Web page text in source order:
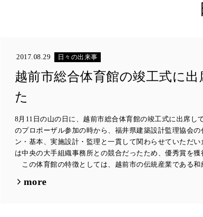
2017.08.29 日々の出来事
越前市総合体育館の竣工式に
た
8月11日の山の日に、越前市総合体育館の竣工式に出席し
のプロポーザル参加の時から、福井県建築設計監理協会
ン・基本、実施設計・監理と一貫して関わらせていただ
は中央の大手組織事務所との競合だったため、優秀賞を獲
この体育館の特徴としては、越前市の伝統産業である和
more